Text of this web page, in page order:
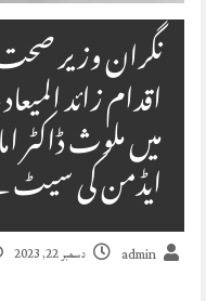
نگران وزیر صحت
اقدام زائد
میں ملوث
ایڈمن کی
admin دسمبر 22, 2023